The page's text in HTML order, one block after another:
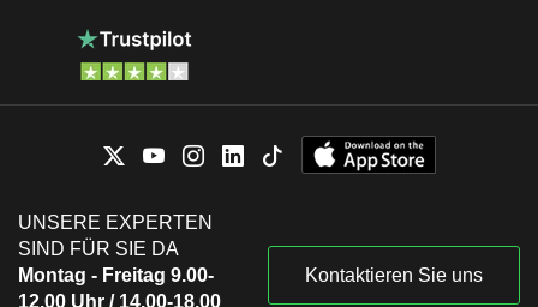
UNSERE EXPERTEN
SIND FÜR SIE DA
Montag - Freitag 9.00-
12.00 Uhr / 14.00-18.00
Kontaktieren Sie uns